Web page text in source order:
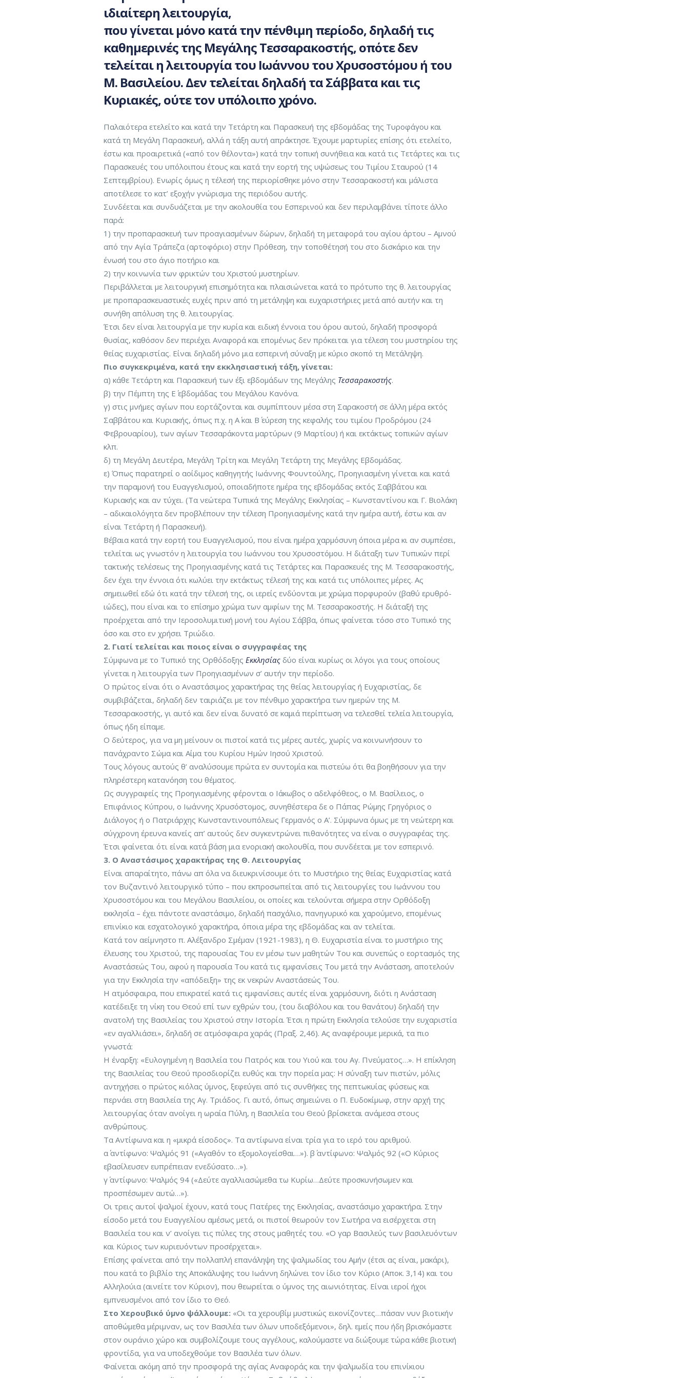
ιδιαίτερηλειτουργία,
που γίνεται μόνο κατά την πένθιμη περίοδο, δηλαδή τις
καθημερινές της ΜεγάληςΤεσσαρακοστής, οπότε δεν
τελείται η λειτουργία του Ιωάννου του Χρυσοστόμου ή του
Μ. Βασιλείου. Δεν τελείται δηλαδή τα Σάββατα και τις
Κυριακές, ούτε τον υπόλοιπο χρόνο.
Παλαιότερα ετελείτο και κατά την Τετάρτη και Παρασκευή της εβδομάδας της Τυροφάγου και
κατά τη Μεγάλη Παρασκευή, αλλά η τάξη αυτή απράκτησε. Έχουμε μαρτυρίες επίσης ότι ετελείτο,
έστω και προαιρετικά («από τον θέλοντα») κατά την τοπική συνήθεια και κατά τις Τετάρτες και τις
Παρασκευές του υπόλοιπου έτους και κατά την εορτή της υψώσεως του Τιμίου Σταυρού (14
Σεπτεμβρίου). Ενωρίς όμως η τέλεσή της περιορίσθηκε μόνο στην Τεσσαρακοστή και μάλιστα
αποτέλεσε το κατ’ εξοχήν γνώρισμα της περιόδου αυτής.
Συνδέεται και συνδυάζεται με την ακολουθία του Εσπερινού και δεν περιλαμβάνει τίποτε άλλο
παρά:
1) την προπαρασκευή των προαγιασμένων δώρων, δηλαδή τη μεταφορά του αγίου άρτου – Αμνού
από την Αγία Τράπεζα (αρτοφόριο) στην Πρόθεση, την τοποθέτησή του στο δισκάριο και την
ένωσή του στο άγιο ποτήριο και
2) την κοινωνία των φρικτών του Χριστού μυστηρίων.
Περιβάλλεται με λειτουργική επισημότητα και πλαισιώνεται κατά το πρότυπο της θ. λειτουργίας
με προπαρασκευαστικές ευχές πριν από τη μετάληψη και ευχαριστήριες μετά από αυτήν και τη
συνήθη απόλυση της θ. λειτουργίας.
Έτσι δεν είναι λειτουργία με την κυρία και ειδική έννοια του όρου αυτού, δηλαδή προσφορά
θυσίας, καθόσον δεν περιέχει Αναφορά και επομένως δεν πρόκειται για τέλεση του μυστηρίου της
θείας ευχαριστίας. Είναι δηλαδή μόνο μια εσπερινή σύναξη με κύριο σκοπό τη Μετάληψη.
Πιο συγκεκριμένα, κατά την εκκλησιαστική τάξη, γίνεται:
α) κάθε Τετάρτη και Παρασκευή των έξι εβδομάδων της Μεγάλης Τεσσαρακοστής.
β) την Πέμπτη της Ε΄ εβδομάδας του Μεγάλου Κανόνα.
γ) στις μνήμες αγίων που εορτάζονται και συμπίπτουν μέσα στη Σαρακοστή σε άλλη μέρα εκτός
Σαββάτου και Κυριακής, όπως π.χ. η Α΄ και Β΄ εύρεση της κεφαλής του τιμίου Προδρόμου (24
Φεβρουαρίου), των αγίων Τεσσαράκοντα μαρτύρων (9 Μαρτίου) ή και εκτάκτως τοπικών αγίων
κλπ.
δ) τη Μεγάλη Δευτέρα, Μεγάλη Τρίτη και Μεγάλη Τετάρτη της Μεγάλης Εβδομάδας.
ε) Όπως παρατηρεί ο αοίδιμος καθηγητής Ιωάννης Φουντούλης, Προηγιασμένη γίνεται και κατά
την παραμονή του Ευαγγελισμού, οποιαδήποτε ημέρα της εβδομάδας εκτός Σαββάτου και
Κυριακής και αν τύχει. (Τα νεώτερα Τυπικά της Μεγάλης Εκκλησίας – Κωνσταντίνου και Γ. Βιολάκη
– αδικαιολόγητα δεν προβλέπουν την τέλεση Προηγιασμένης κατά την ημέρα αυτή, έστω και αν
είναι Τετάρτη ή Παρασκευή).
Βέβαια κατά την εορτή του Ευαγγελισμού, που είναι ημέρα χαρμόσυνη όποια μέρα κι αν συμπέσει,
τελείται ως γνωστόν η λειτουργία του Ιωάννου του Χρυσοστόμου. Η διάταξη των Τυπικών περί
τακτικής τελέσεως της Προηγιασμένης κατά τις Τετάρτες και Παρασκευές της Μ. Τεσσαρακοστής,
δεν έχει την έννοια ότι κωλύει την εκτάκτως τέλεσή της και κατά τις υπόλοιπες μέρες. Ας
σημειωθεί εδώ ότι κατά την τέλεσή της, οι ιερείς ενδύονται με χρώμα πορφυρούν (βαθύ ερυθρό-
ιώδες), που είναι και το επίσημο χρώμα των αμφίων της Μ. Τεσσαρακοστής. Η διάταξή της
προέρχεται από την Ιεροσολυμιτική μονή του Αγίου Σάββα, όπως φαίνεται τόσο στο Τυπικό της
όσο και στο εν χρήσει Τριώδιο.
2. Γιατί τελείται και ποιος είναι ο συγγραφέας της
Σύμφωνα με το Τυπικό της Ορθόδοξης Εκκλησίας δύο είναι κυρίως οι λόγοι για τους οποίους
γίνεται η λειτουργία των Προηγιασμένων σ’ αυτήν την περίοδο.
Ο πρώτος είναι ότι ο Αναστάσιμος χαρακτήρας της θείας λειτουργίας ή Ευχαριστίας, δε
συμβιβάζεται, δηλαδή δεν ταιριάζει με τον πένθιμο χαρακτήρα των ημερών της Μ.
Τεσσαρακοστής, γι αυτό και δεν είναι δυνατό σε καμιά περίπτωση να τελεσθεί τελεία λειτουργία,
όπως ήδη είπαμε.
Ο δεύτερος, για να μη μείνουν οι πιστοί κατά τις μέρες αυτές, χωρίς να κοινωνήσουν το
πανάχραντο Σώμα και Αίμα του Κυρίου Ημών Ιησού Χριστού.
Τους λόγους αυτούς θ’ αναλύσουμε πρώτα εν συντομία και πιστεύω ότι θα βοηθήσουν για την
πληρέστερη κατανόηση του θέματος.
Ως συγγραφείς της Προηγιασμένης φέρονται ο Ιάκωβος ο αδελφόθεος, ο Μ. Βασίλειος, ο
Επιφάνιος Κύπρου, ο Ιωάννης Χρυσόστομος, συνηθέστερα δε ο Πάπας Ρώμης Γρηγόριος ο
Διάλογος ή ο Πατριάρχης Κωνσταντινουπόλεως Γερμανός ο Α’. Σύμφωνα όμως με τη νεώτερη και
σύγχρονη έρευνα κανείς απ’ αυτούς δεν συγκεντρώνει πιθανότητες να είναι ο συγγραφέας της.
Έτσι φαίνεται ότι είναι κατά βάση μια ενοριακή ακολουθία, που συνδέεται με τον εσπερινό.
3. Ο Αναστάσιμος χαρακτήρας της Θ. Λειτουργίας
Είναι απαραίτητο, πάνω απ όλα να διευκρινίσουμε ότι το Μυστήριο της θείας Ευχαριστίας κατά
τον Βυζαντινό λειτουργικό τύπο – που εκπροσωπείται από τις λειτουργίες του Ιωάννου του
Χρυσοστόμου και του Μεγάλου Βασιλείου, οι οποίες και τελούνται σήμερα στην Ορθόδοξη
εκκλησία – έχει πάντοτε αναστάσιμο, δηλαδή πασχάλιο, πανηγυρικό και χαρούμενο, επομένως
επινίκιο και εσχατολογικό χαρακτήρα, όποια μέρα της εβδομάδας και αν τελείται.
Κατά τον αείμνηστο π. Αλέξανδρο Σμέμαν (1921-1983), η Θ. Ευχαριστία είναι το μυστήριο της
έλευσης του Χριστού, της παρουσίας Του εν μέσω των μαθητών Του και συνεπώς ο εορτασμός της
Αναστάσεώς Του, αφού η παρουσία Του κατά τις εμφανίσεις Του μετά την Ανάσταση, αποτελούν
για την Εκκλησία την «απόδειξη» της εκ νεκρών Αναστάσεώς Του.
Η ατμόσφαιρα, που επικρατεί κατά τις εμφανίσεις αυτές είναι χαρμόσυνη, διότι η Ανάσταση
κατέδειξε τη νίκη του Θεού επί των εχθρών του, (του διαβόλου και του θανάτου) δηλαδή την
ανατολή της Βασιλείας του Χριστού στην Ιστορία. Έτσι η πρώτη Εκκλησία τελούσε την ευχαριστία
«εν αγαλλιάσει», δηλαδή σε ατμόσφαιρα χαράς (Πραξ. 2,46). Ας αναφέρουμε μερικά, τα πιο
γνωστά:
Η έναρξη: «Ευλογημένη η Βασιλεία του Πατρός και του Υιού και του Αγ. Πνεύματος…». Η επίκληση
της Βασιλείας του Θεού προσδιορίζει ευθύς και την πορεία μας: Η σύναξη των πιστών, μόλις
αντηχήσει ο πρώτος κιόλας ύμνος, ξεφεύγει από τις συνθήκες της πεπτωκυίας φύσεως και
περνάει στη Βασιλεία της Αγ. Τριάδος. Γι αυτό, όπως σημειώνει ο Π. Ευδοκίμωφ, στην αρχή της
λειτουργίας όταν ανοίγει η ωραία Πύλη, η Βασιλεία του Θεού βρίσκεται ανάμεσα στους
ανθρώπους.
Τα Αντίφωνα και η «μικρά είσοδος». Τα αντίφωνα είναι τρία για το ιερό του αριθμού.
α΄ αντίφωνο: Ψαλμός 91 («Αγαθόν το εξομολογείσθαι…»). β΄ αντίφωνο: Ψαλμός 92 («Ο Κύριος
εβασίλευσεν ευπρέπειαν ενεδύσατο…»).
γ΄ αντίφωνο: Ψαλμός 94 («Δεύτε αγαλλιασώμεθα τω Κυρίω…Δεύτε προσκυνήσωμεν και
προσπέσωμεν αυτώ…»).
Οι τρεις αυτοί ψαλμοί έχουν, κατά τους Πατέρες της Εκκλησίας, αναστάσιμο χαρακτήρα. Στην
είσοδο μετά του Ευαγγελίου αμέσως μετά, οι πιστοί θεωρούν τον Σωτήρα να εισέρχεται στη
Βασιλεία του και ν’ ανοίγει τις πύλες της στους μαθητές του. «Ο γαρ Βασιλεύς των βασιλευόντων
και Κύριος των κυριευόντων προσέρχεται».
Επίσης φαίνεται από την πολλαπλή επανάληψη της ψαλμωδίας του Αμήν (έτσι ας είναι, μακάρι),
που κατά το βιβλίο της Αποκάλυψης του Ιωάννη δηλώνει τον ίδιο τον Κύριο (Αποκ. 3,14) και του
Αλληλούια (αινείτε τον Κύριον), που θεωρείται ο ύμνος της αιωνιότητας. Είναι ιεροί ήχοι
εμπνευσμένοι από τον ίδιο το Θεό.
Στο Χερουβικό ύμνο ψάλλουμε: «Οι τα χερουβίμ μυστικώς εικονίζοντες…πάσαν νυν βιοτικήν
αποθώμεθα μέριμναν, ως τον Βασιλέα των όλων υποδεξόμενοι», δηλ. εμείς που ήδη βρισκόμαστε
στον ουράνιο χώρο και συμβολίζουμε τους αγγέλους, καλούμαστε να διώξουμε τώρα κάθε βιοτική
φροντίδα, για να υποδεχθούμε τον Βασιλέα των όλων.
Φαίνεται ακόμη από την προσφορά της αγίας Αναφοράς και την ψαλμωδία του επινίκιου